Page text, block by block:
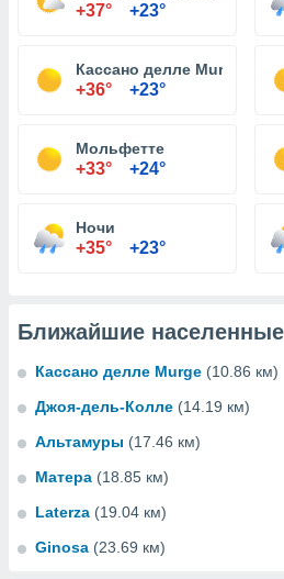
+37° +23°
Кассано делле Murge
+36° +23°
Мольфетте
+33° +24°
Ночи
+35° +23°
Ближайшие
Кассано делле Murge (10.86 км)
Джоя-дель-Колле (14.19 км)
Альтамуры (17.46 км)
Матера (18.85 км)
Laterza (19.04 км)
Ginosa (23.69 км)